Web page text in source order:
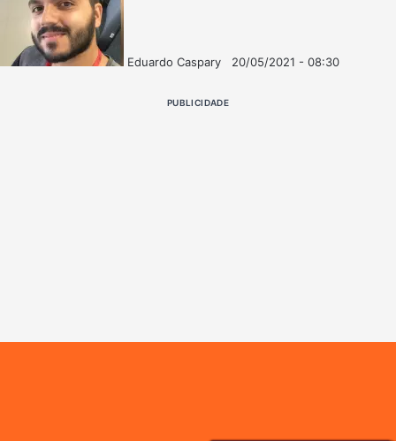
Eduardo Caspary
Xe-
20/05/2021 - 08:30
PUBLICIDADE